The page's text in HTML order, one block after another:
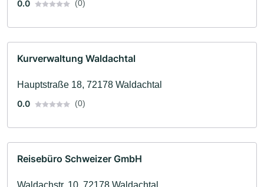
0.0
(0)
Kurverwaltung Waldachtal
Hauptstraße 18, 72178 Waldachtal
0.0
(0)
Reisebüro Schweizer GmbH